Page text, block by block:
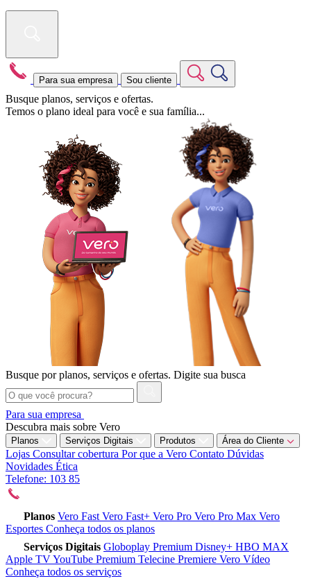
Para sua empresa Sou cliente
Busque planos, serviços e ofertas.
Temos o plano ideal para você e sua família...
Busque por planos, serviços e ofertas. Digite sua busca
Para sua empresa
Descubra mais sobre Vero
Planos Serviços Digitais Produtos Área do Cliente
Lojas Consultar cobertura Por que a Vero Contato Dúvidas
Novidades Ética
Telefone: 103 85
Planos Vero Fast Vero Fast+ Vero Pro Vero Pro Max Vero
Esportes Conheça todos os planos
Serviços Digitais Globoplay Premium Disney+ HBO MAX
Apple TVYouTube Premium Telecine Premiere Vero Vídeo
Conheça todos os serviços